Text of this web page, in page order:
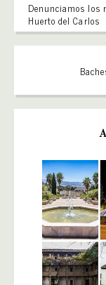
Denunciamos los
Huerto del Carlos